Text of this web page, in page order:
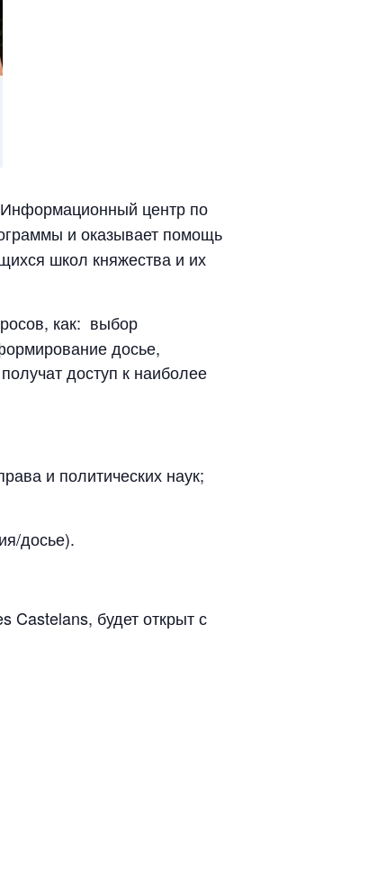
центр по
и оказывает помощь
школ княжества и их
как: выбор
досье,
доступ к наиболее
и политических наук;
досье).
Castelans, будет открыт с